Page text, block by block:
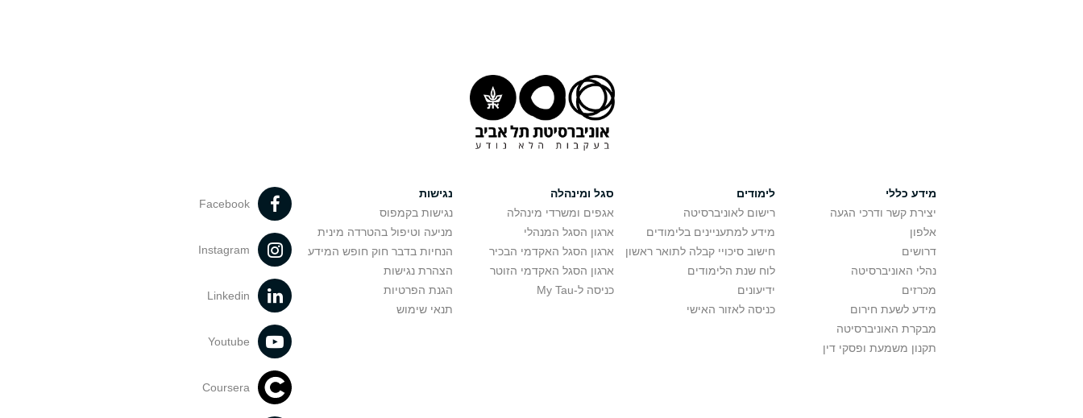
מידע כללי
יצירת קשר ודרכי הגעה
אלפון
דרושים
נהלי האוניברסיטה
מכרזים
מידע לשעת חירום
מבקרת האוניברסיטה
תקנון משמעת ופסקי דין
לימודים
רישום לאוניברסיטה
מידע למתעניינים בלימודים
חישוב סיכויי קבלה לתואר ראשון
לוח שנת הלימודים
ידיעונים
כניסה לאזור האישי
סגל ומינהלה
אגפים ומשרדי מינהלה
ארגון הסגל המנהלי
ארגון הסגל האקדמי הבכיר
ארגון הסגל האקדמי הזוטר
כניסה ל-My Tau
נגישות
נגישות בקמפוס
מניעה וטיפול בהטרדה מינית
הנחיות בדבר חוק חופש המידע
הצהרת נגישות
הגנת הפרטיות
תנאי שימוש
Facebook
Instagram
Linkedin
Youtube
Coursera